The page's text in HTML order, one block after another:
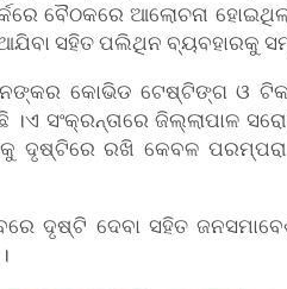
ବୈଠକରେ ଆଲୋଚନା
ସହିତ ପଲିଥିନ ବ୍ୟବହାରକୁ
କୋଭିଡ ଟେଷ୍ଟିଙ୍ଗ ଓ
ସଂକ୍ରନ୍ତାରେ ଜିଲ୍ଲାପାଳ
ଦୃଷ୍ଟିରେ ରଖି କେବଳ
ଦୃଷ୍ଟି ଦେବା ସହିତ